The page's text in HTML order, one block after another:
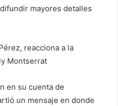
mayores detalles
reacciona a la
Montserrat
en su cuenta de
un mensaje en donde